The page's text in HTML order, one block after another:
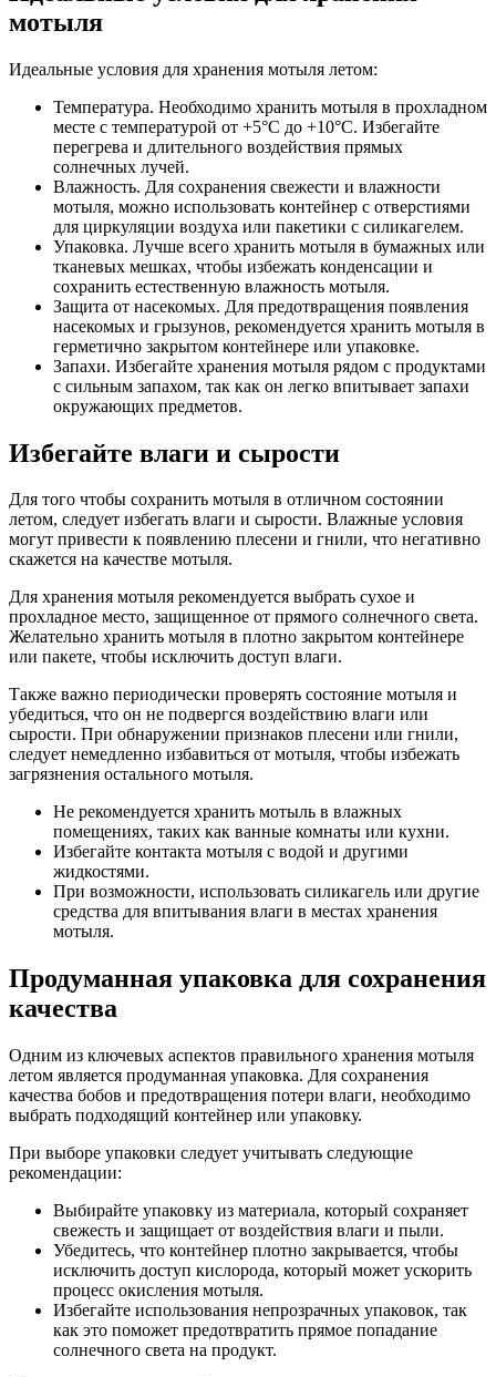
мотыля
Идеальные условия для хранения мотыля летом:
Температура. Необходимо хранить мотыля в прохладном
месте с температурой от +5°C до +10°C. Избегайте
перегрева и длительного воздействия прямых
солнечных лучей.
Влажность. Для сохранения свежести и влажности
мотыля, можно использовать контейнер с отверстиями
для циркуляции воздуха или пакетики с силикагелем.
Упаковка. Лучше всего хранить мотыля в бумажных или
тканевых мешках, чтобы избежать конденсации и
сохранить естественную влажность мотыля.
Защита от насекомых. Для предотвращения появления
насекомых и грызунов, рекомендуется хранить мотыля в
герметично закрытом контейнере или упаковке.
Запахи. Избегайте хранения мотыля рядом с продуктами
с сильным запахом, так как он легко впитывает запахи
окружающих предметов.
Избегайте влаги и сырости
Для того чтобы сохранить мотыля в отличном состоянии
летом, следует избегать влаги и сырости. Влажные условия
могут привести к появлению плесени и гнили, что негативно
скажется на качестве мотыля.
Для хранения мотыля рекомендуется выбрать сухое и
прохладное место, защищенное от прямого солнечного света.
Желательно хранить мотыля в плотно закрытом контейнере
или пакете, чтобы исключить доступ влаги.
Также важно периодически проверять состояние мотыля и
убедиться, что он не подвергся воздействию влаги или
сырости. При обнаружении признаков плесени или гнили,
следует немедленно избавиться от мотыля, чтобы избежать
загрязнения остального мотыля.
Не рекомендуется хранить мотыль в влажных
помещениях, таких как ванные комнаты или кухни.
Избегайте контакта мотыля с водой и другими
жидкостями.
При возможности, использовать силикагель или другие
средства для впитывания влаги в местах хранения
мотыля.
Продуманная упаковка для сохранения
качества
Одним из ключевых аспектов правильного хранения мотыля
летом является продуманная упаковка. Для сохранения
качества бобов и предотвращения потери влаги, необходимо
выбрать подходящий контейнер или упаковку.
При выборе упаковки следует учитывать следующие
рекомендации:
Выбирайте упаковку из материала, который сохраняет
свежесть и защищает от воздействия влаги и пыли.
Убедитесь, что контейнер плотно закрывается, чтобы
исключить доступ кислорода, который может ускорить
процесс окисления мотыля.
Избегайте использования непрозрачных упаковок, так
как это поможет предотвратить прямое попадание
солнечного света на продукт.